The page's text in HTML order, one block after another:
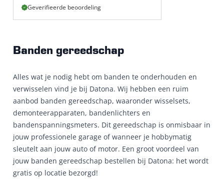
Geverifieerde beoordeling
Banden gereedschap
Alles wat je nodig hebt om banden te onderhouden en
verwisselen vind je bij Datona. Wij hebben een ruim
aanbod banden gereedschap, waaronder wisselsets,
demonteerapparaten, bandenlichters en
bandenspanningsmeters. Dit gereedschap is onmisbaar in
jouw professionele garage of wanneer je hobbymatig
sleutelt aan jouw auto of motor. Een groot voordeel van
jouw banden gereedschap bestellen bij Datona: het wordt
gratis op locatie bezorgd!